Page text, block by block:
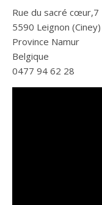
Rue du sacré cœur,7
5590 Leignon (Ciney)
Province Namur
Belgique
0477 94 62 28